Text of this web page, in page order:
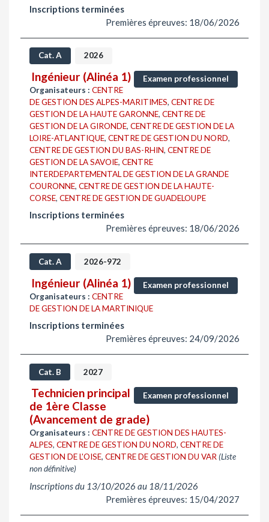
Inscriptions terminées
Premières épreuves: 18/06/2026
Cat. A 2026
Examen professionnel
Ingénieur (Alinéa 1)
Organisateurs : CENTRE
DE GESTION DES ALPES-MARITIMES, CENTRE DE
GESTION DE LA HAUTE GARONNE, CENTRE DE
GESTION DE LA GIRONDE, CENTRE DE GESTION DE LA
LOIRE-ATLANTIQUE, CENTRE DE GESTION DU NORD,
CENTRE DE GESTION DU BAS-RHIN, CENTRE DE
GESTION DE LA SAVOIE, CENTRE
INTERDEPARTEMENTAL DE GESTION DE LA GRANDE
COURONNE, CENTRE DE GESTION DE LA HAUTE-
CORSE, CENTRE DE GESTION DE GUADELOUPE
Inscriptions terminées
Premières épreuves: 18/06/2026
Cat. A 2026-972
Examen professionnel
Ingénieur (Alinéa 1)
Organisateurs : CENTRE
DE GESTION DE LA MARTINIQUE
Inscriptions terminées
Premières épreuves: 24/09/2026
Cat. B 2027
Examen professionnel
Technicien principal
de 1ère Classe
(Avancement de grade)
Organisateurs : CENTRE DE GESTION DES HAUTES-
ALPES, CENTRE DE GESTION DU NORD, CENTRE DE
GESTION DE L'OISE, CENTRE DE GESTION DU VAR (Liste
non définitive)
Inscriptions du 13/10/2026 au 18/11/2026
Premières épreuves: 15/04/2027